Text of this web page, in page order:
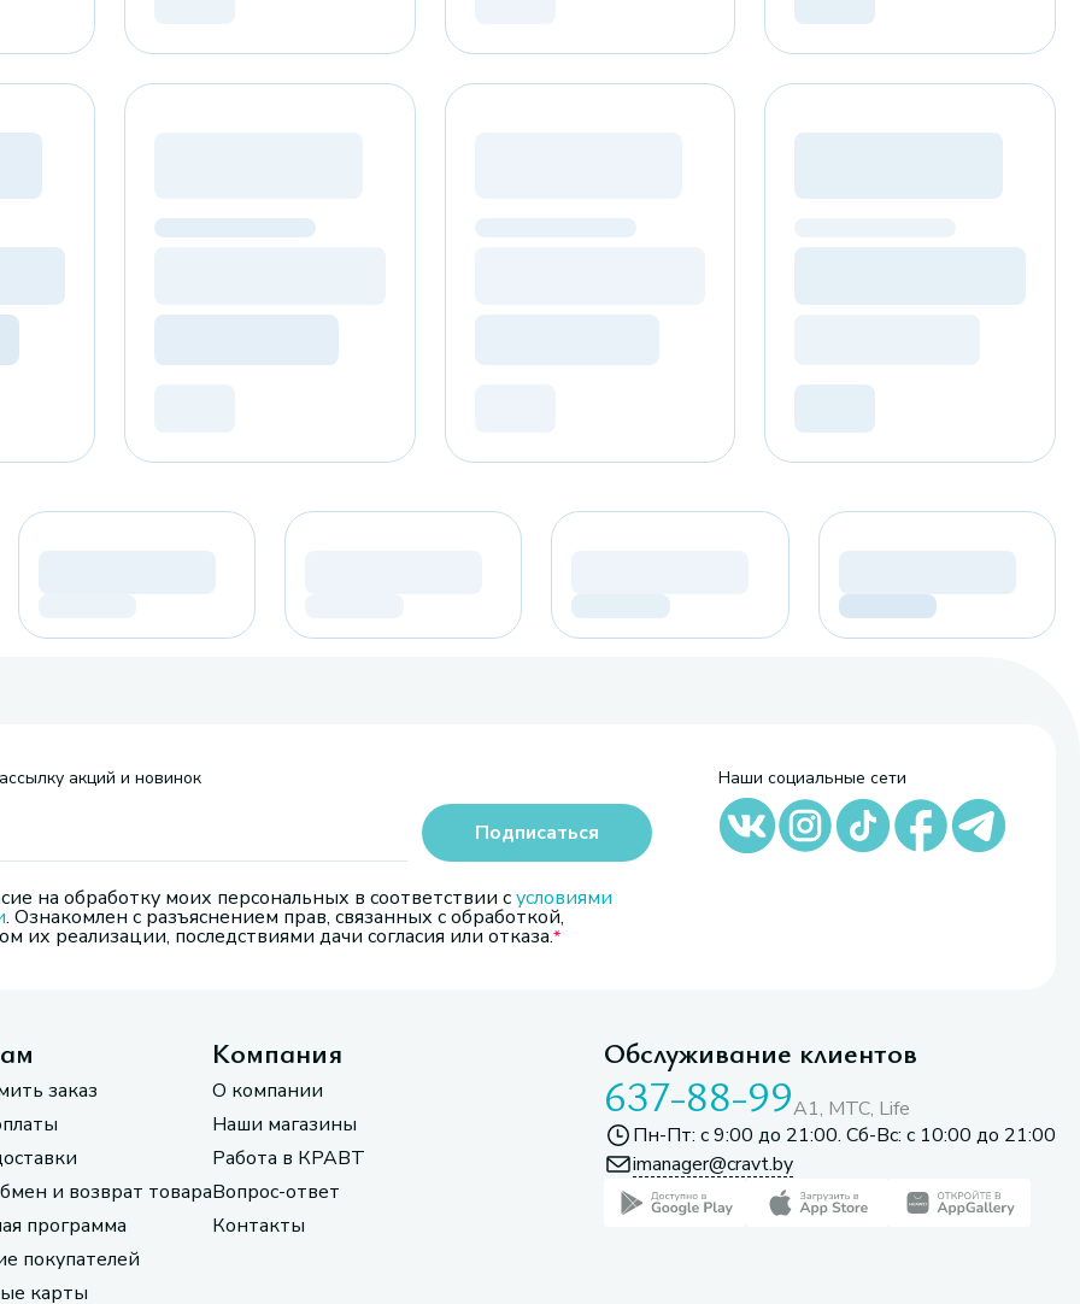
акций и новинок
на обработку моих персональных в соответствии сусловиями
. Ознакомлен с разъяснением прав, связанных с обработкой,
их реализации, последствиями дачи согласия или отказа.
Подписаться
Наши социальные сети
заказ
и возврат товара
программа
покупателей
карты
Компания
О компании
Наши магазины
Работа в КРАВТ
Вопрос-ответ
Контакты
Обслуживание клиентов
637-88-99A1, МТС, Life
Пн-Пт: с 9:00 до 21:00. Сб-Вс: с 10:00 до 21:00
imanager@cravt.by